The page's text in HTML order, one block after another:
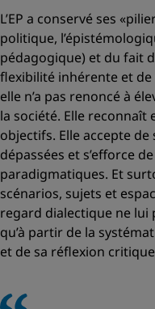
L’EP a conservé ses
politique,
pédagogique) et du fait
flexibilité inhérente et
elle n’a pas renoncé à
la société. Elle reconnaît
objectifs. Elle accepte
dépassées et s’efforce
paradigmatiques. Et
scénarios, sujets et
regard dialectique ne
qu’à partir de la
et de sa réflexion